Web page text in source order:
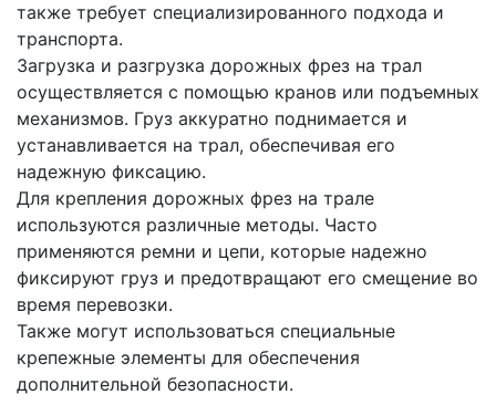
также требует специализированного подхода и
транспорта.
Загрузка и разгрузка дорожных фрез на трал
осуществляется с помощью кранов или подъемных
механизмов. Груз аккуратно поднимается и
устанавливается на трал, обеспечивая его
надежную фиксацию.
Для крепления дорожных фрез на трале
используются различные методы. Часто
применяются ремни и цепи, которые надежно
фиксируют груз и предотвращают его смещение во
время перевозки.
Также могут использоваться специальные
крепежные элементы для обеспечения
дополнительной безопасности.